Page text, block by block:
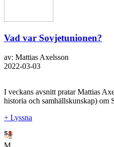
Vad var Sovjetunionen?
av: Mattias Axelsson
2022-03-03
I veckans avsnitt pratar Mattias
historia och samhällskunskap) om
+ Lyssna